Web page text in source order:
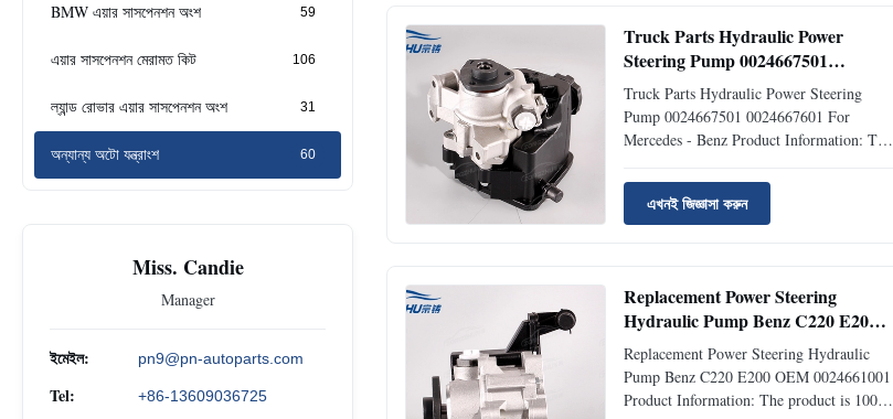
BMW এয়ার সাসপেনশন অংশ 59
এয়ার সাসপেনশন মেরামত কিট 106
ল্যান্ড রোভার এয়ার সাসপেনশন অংশ 31
অন্যান্য অটো যন্ত্রাংশ 60
Miss. Candie
Manager
ইমেইল: pn9@pn-autoparts.com
Tel: +86-13609036725
32411097149;32411097149
32411093040...
Truck Parts Hydraulic Power
Steering Pump 0024667501
0024667601 For Mercedes - Benz
Truck Parts Hydraulic Power Steering
Pump 0024667501 0024667601 For
Mercedes - Benz ​Product Information: The
original part. Product: Power Steering
Pump OEM No.: 0024667501;0024667601
Model No.: 0024667501;0024667601
এখনই জিজ্ঞাসা করুন
Replacement Power Steering
Hydraulic Pump Benz C220 E200
OEM 0024661001
Replacement Power Steering Hydraulic
Pump Benz C220 E200 OEM 0024661001
​Product Information: The product is 100%